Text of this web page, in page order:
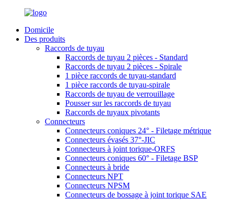
Domicile
Des produits
Raccords de tuyau
Raccords de tuyau 2 pièces - Standard
Raccords de tuyau 2 pièces - Spirale
1 pièce raccords de tuyau-standard
1 pièce raccords de tuyau-spirale
Raccords de tuyau de verrouillage
Pousser sur les raccords de tuyau
Raccords de tuyaux pivotants
Connecteurs
Connecteurs coniques 24° - Filetage métrique
Connecteurs évasés 37°-JIC
Connecteurs à joint torique-ORFS
Connecteurs coniques 60° - Filetage BSP
Connecteurs à bride
Connecteurs NPT
Connecteurs NPSM
Connecteurs de bossage à joint torique SAE